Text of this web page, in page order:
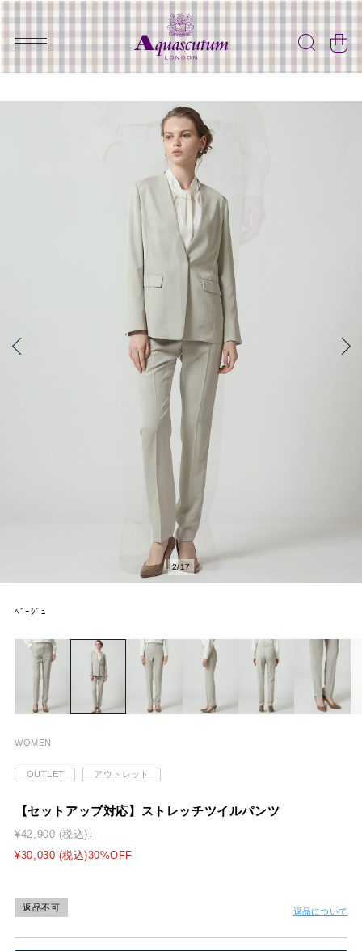
2/17
ﾍﾞｰｼﾞｭ
WOMEN
OUTLET アウトレット
【セットアップ対応】ストレッチツイルパンツ
¥42,900 (税込)
¥30,030 (税込)30%OFF
返品不可 返品について